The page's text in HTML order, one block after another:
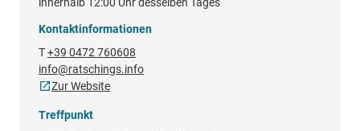
Kontaktinformationen
T+39 0472 760608
info@ratschings.info
Zur Website
Treffpunkt